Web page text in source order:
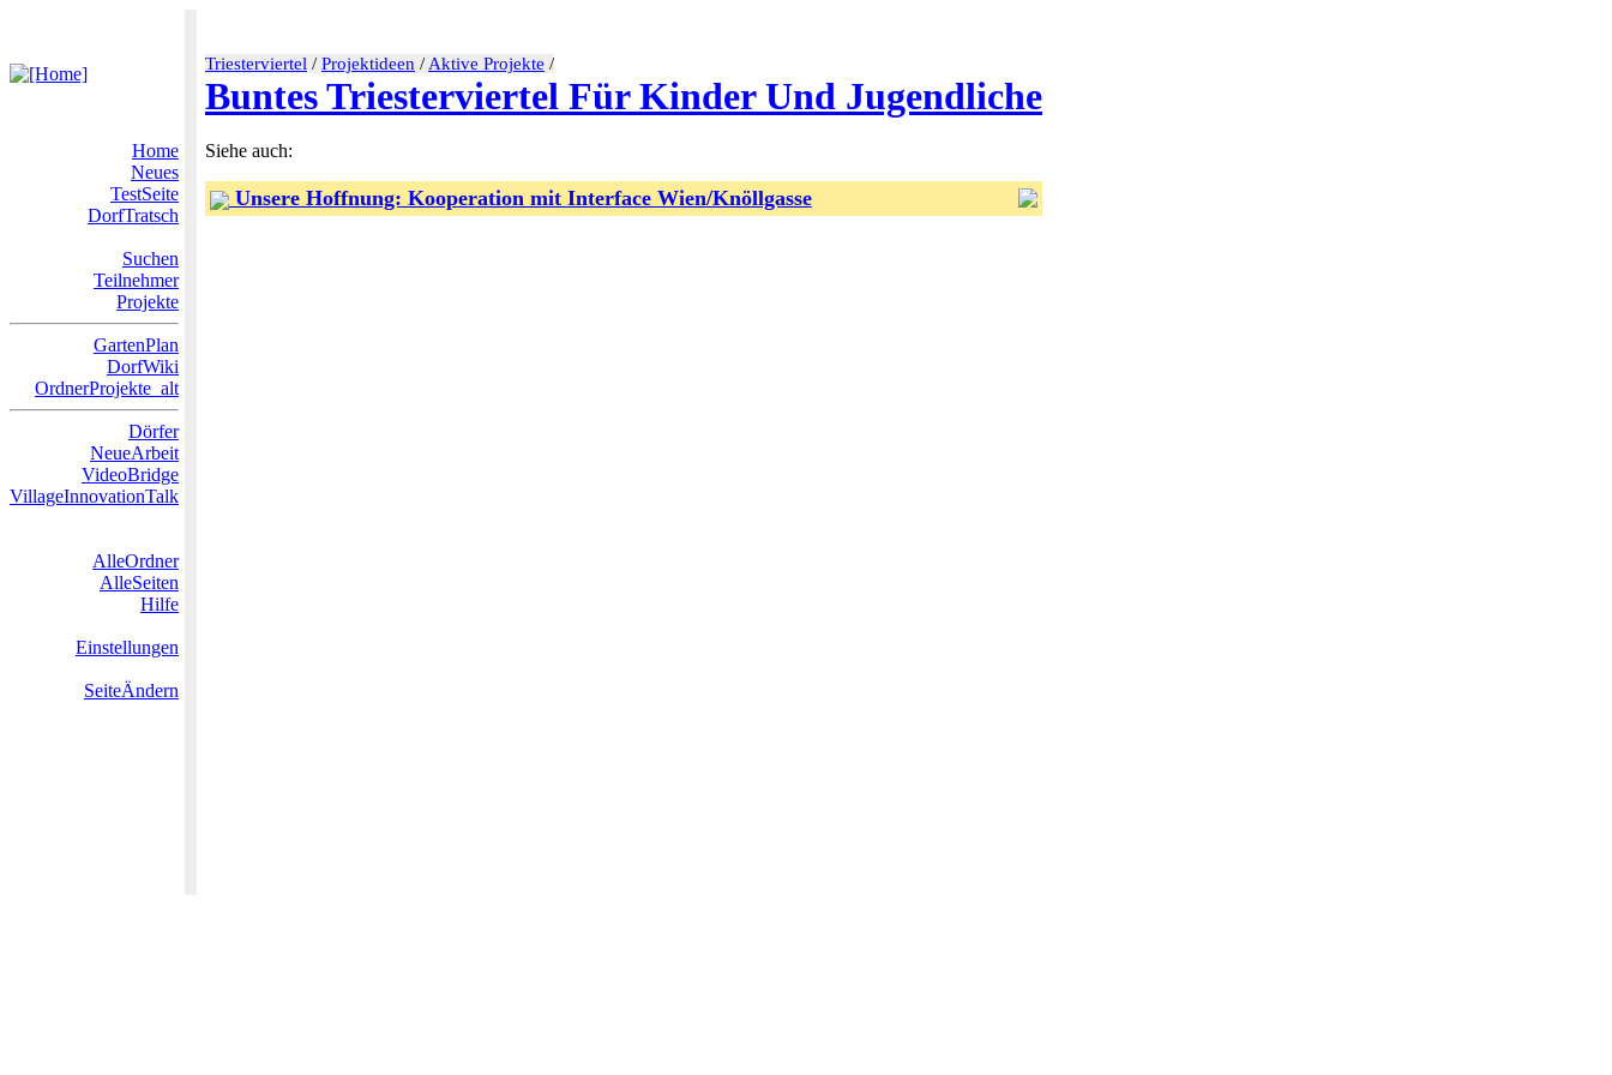
Triesterviertel / Projektideen / Aktive Projekte /
Buntes Triesterviertel Für Kinder Und Jugendliche
Home
Neues
TestSeite
DorfTratsch
Suchen
Teilnehmer
Projekte
GartenPlan
DorfWiki
OrdnerProjekte_alt
Dörfer
NeueArbeit
VideoBridge
VillageInnovationTalk
AlleOrdner
AlleSeiten
Hilfe
Einstellungen
SeiteÄndern
Siehe auch:
Unsere Hoffnung: Kooperation mit Interface Wien/Knöllgasse